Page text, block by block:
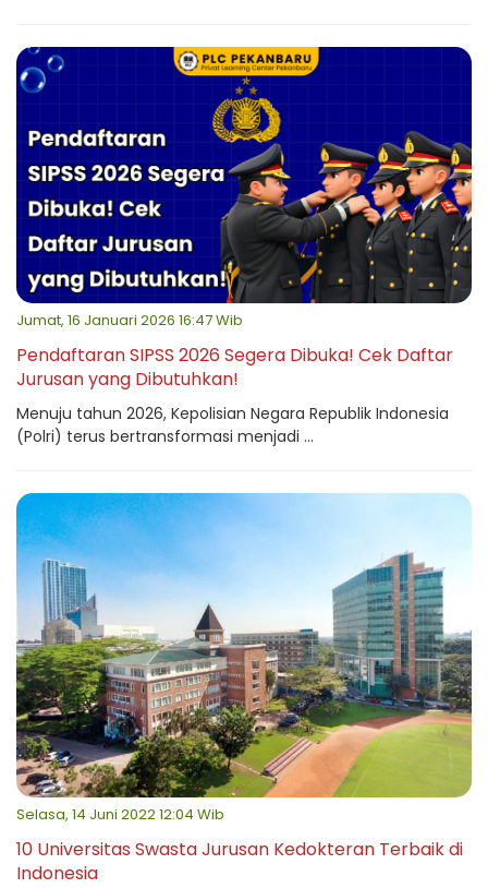
Jumat, 16 Januari 2026 16:47 Wib
Pendaftaran SIPSS 2026 Segera Dibuka! Cek Daftar
Jurusan yang Dibutuhkan!
Menuju tahun 2026, Kepolisian Negara Republik Indonesia
(Polri) terus bertransformasi menjadi ...
Selasa, 14 Juni 2022 12:04 Wib
10 Universitas Swasta Jurusan Kedokteran Terbaik di
Indonesia